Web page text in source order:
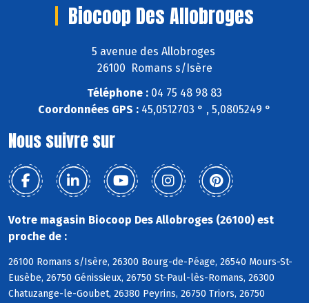
Biocoop Des Allobroges
5 avenue des Allobroges
26100 Romans s/Isère
Téléphone : 04 75 48 98 83
Coordonnées GPS : 45,0512703 ° , 5,0805249 °
Nous suivre sur
Votre magasin Biocoop Des Allobroges (26100) est
proche de :
26100 Romans s/Isère, 26300 Bourg-de-Péage, 26540 Mours-St-
Eusèbe, 26750 Génissieux, 26750 St-Paul-lès-Romans, 26300
Chatuzange-le-Goubet, 26380 Peyrins, 26750 Triors, 26750